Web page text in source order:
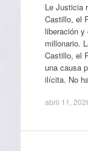
Le Justicia
Castillo, el
liberación y
millonario.
Castillo, el
una causa
ilícita. No
abril 11,